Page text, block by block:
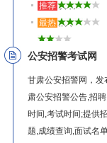
推荐
讲练特训班
最热
全科知识
公安招警考试网
甘肃公安招警网，发
肃公安招警公告,招
时间,考试时间;提供
题,成绩查询,面试名